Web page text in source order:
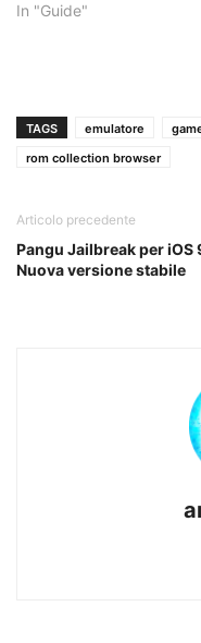
In "Guide"
TAGS emulatore
rom collection browser
Articolo precedente
Pangu Jailbreak per iOS
Nuova versione stabile